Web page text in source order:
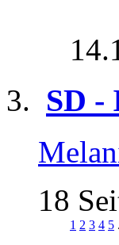
SD -
18
1 2 3 4 5